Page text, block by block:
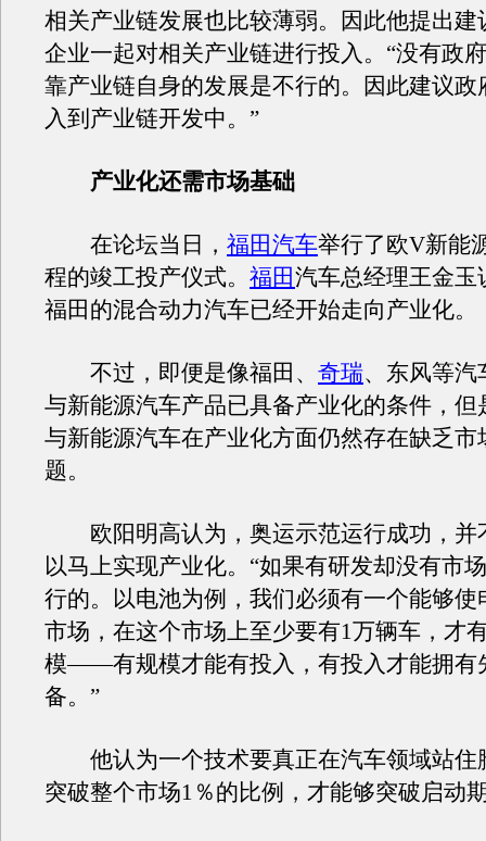
相关产业链发展也比较薄弱。因此他提出建
企业一起对相关产业链进行投入。“没有政
靠产业链自身的发展是不行的。因此建议政
入到产业链开发中。”
产业化还需市场基础
在论坛当日， 福田汽车举行了欧V新能
程的竣工投产仪式。 福田汽车总经理王金玉
福田的混合动力汽车已经开始走向产业化。
不过，即便是像福田、 奇瑞、东风等汽
与新能源汽车产品已具备产业化的条件，但
与新能源汽车在产业化方面仍然存在缺乏市
题。
欧阳明高认为，奥运示范运行成功，并
以马上实现产业化。“如果有研发却没有市
行的。以电池为例，我们必须有一个能够使
市场，在这个市场上至少要有1万辆车，才
模——有规模才能有投入，有投入才能拥有
备。”
他认为一个技术要真正在汽车领域站住
突破整个市场1％的比例，才能够突破启动